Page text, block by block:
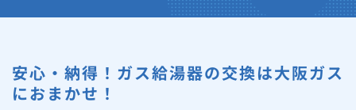
ガストップ
電気
さすガねっとのメリット
機器・修理トップ
くらしのサービス
Ultra Fine Bubble（ウルトラファインバブル）
安心・納得！ガス給湯器の交換は大阪ガス
におまかせ！